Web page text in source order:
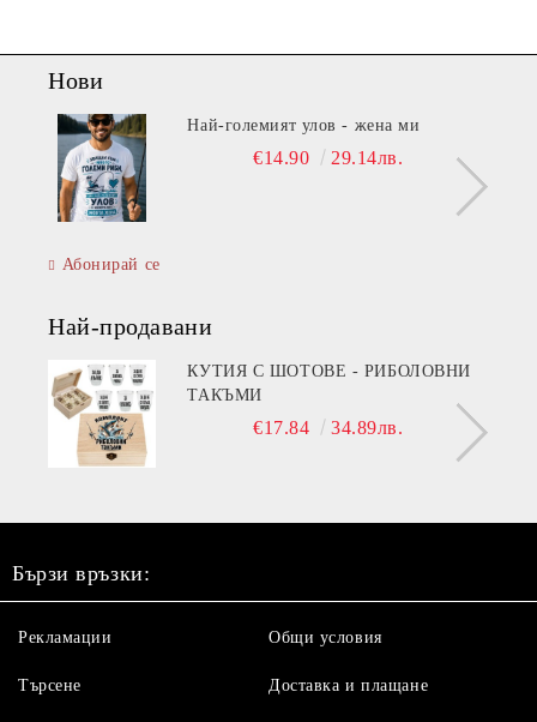
Нови
Най-големият улов - жена ми
€14.90 29.14лв.
Абонирай се
Най-продавани
КУТИЯ С ШОТОВЕ - РИБОЛОВНИ
ТАКЪМИ
€17.84 34.89лв.
Бързи връзки:
Рекламации
Търсене
Общи условия
Доставка и плащане